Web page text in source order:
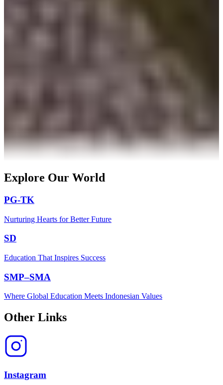
Explore Our World
PG-TK
Nurturing Hearts for Better Future
SD
Education That Inspires Success
SMP–SMA
Where Global Education Meets Indonesian Values
Other Links
Instagram